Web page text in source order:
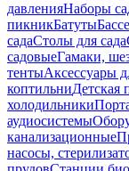
давленияНаборы
пикникБатуты
садаСтолы для сада
садовыеГамаки,
тентыАксессуары
коптильниДетская
холодильники
аудиосистемы
канализационные
насосы,